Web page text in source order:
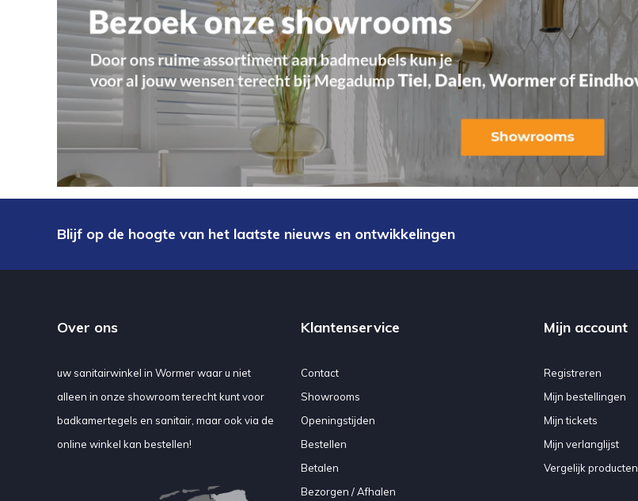
Blijf op de hoogte van het laatste nieuws en ontwikkelingen
Over ons
uw sanitairwinkel in Wormer waar u niet
alleen in onze showroom terecht kunt voor
badkamertegels en sanitair, maar ook via de
online winkel kan bestellen!
Klantenservice
Contact
Showrooms
Openingstijden
Bestellen
Betalen
Bezorgen / Afhalen
Mijn account
Registreren
Mijn bestellingen
Mijn tickets
Mijn verlanglijst
Vergelijk producten